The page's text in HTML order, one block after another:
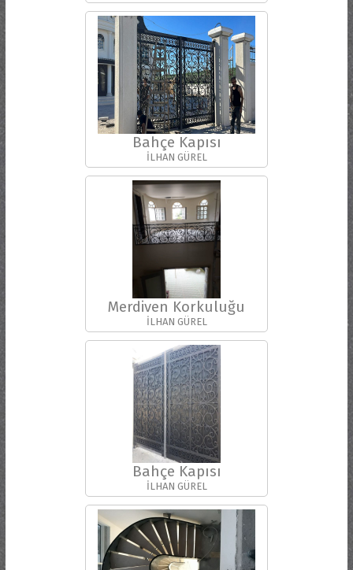
Bahçe Kapısı
İLHAN GÜREL
Merdiven Korkuluğu
İLHAN GÜREL
Bahçe Kapısı
İLHAN GÜREL